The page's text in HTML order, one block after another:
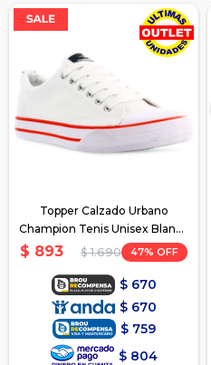
Topper Calzado Urbano
Champion Tenis Unisex Blanco
- Blanco
$ 893 $ 1.690 47
$ 670
$ 670
$ 759
$ 804